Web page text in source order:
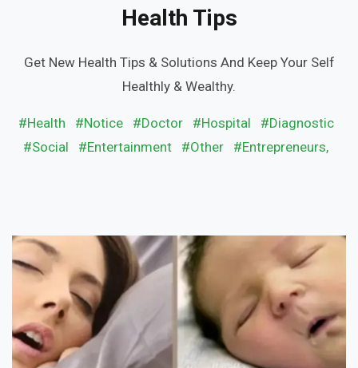
Health Tips
Get New Health Tips & Solutions And Keep Your Self
Healthly & Wealthy.
#Health #Notice #Doctor #Hospital
#Diagnostic
#Social
#Entertainment #Other #Entrepreneurs,